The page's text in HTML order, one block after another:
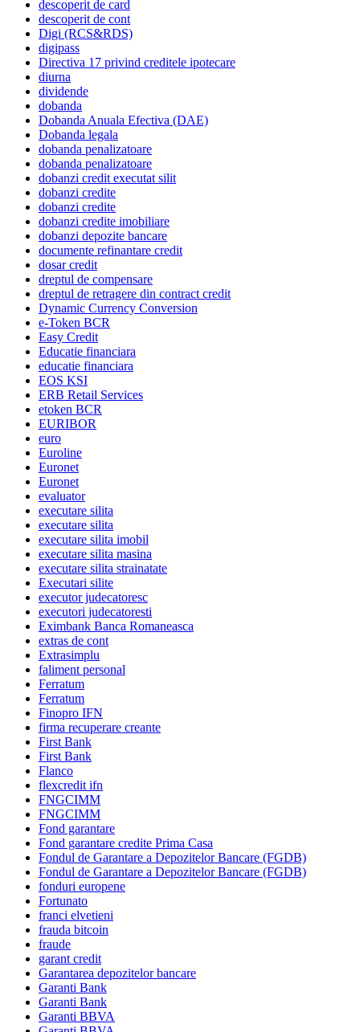
descoperit de card
descoperit de cont
Digi (RCS&RDS)
digipass
Directiva 17 privind creditele ipotecare
diurna
dividende
dobanda
Dobanda Anuala Efectiva (DAE)
Dobanda legala
dobanda penalizatoare
dobanda penalizatoare
dobanzi credit executat silit
dobanzi credite
dobanzi credite
dobanzi credite imobiliare
dobanzi depozite bancare
documente refinantare credit
dosar credit
dreptul de compensare
dreptul de retragere din contract credit
Dynamic Currency Conversion
e-Token BCR
Easy Credit
Educatie financiara
educatie financiara
EOS KSI
ERB Retail Services
etoken BCR
EURIBOR
euro
Euroline
Euronet
Euronet
evaluator
executare silita
executare silita
executare silita imobil
executare silita masina
executare silita strainatate
Executari silite
executor judecatoresc
executori judecatoresti
Eximbank Banca Romaneasca
extras de cont
Extrasimplu
faliment personal
Ferratum
Ferratum
Finopro IFN
firma recuperare creante
First Bank
First Bank
Flanco
flexcredit ifn
FNGCIMM
FNGCIMM
Fond garantare
Fond garantare credite Prima Casa
Fondul de Garantare a Depozitelor Bancare (FGDB)
Fondul de Garantare a Depozitelor Bancare (FGDB)
fonduri europene
Fortunato
franci elvetieni
frauda bitcoin
fraude
garant credit
Garantarea depozitelor bancare
Garanti Bank
Garanti Bank
Garanti BBVA